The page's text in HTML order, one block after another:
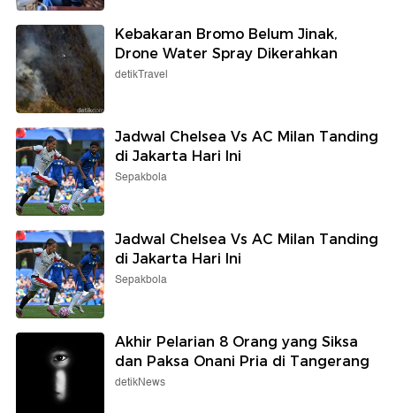
Kebakaran Bromo Belum Jinak,
Drone Water Spray Dikerahkan
detikTravel
Jadwal Chelsea Vs AC Milan Tanding
di Jakarta Hari Ini
Sepakbola
Jadwal Chelsea Vs AC Milan Tanding
di Jakarta Hari Ini
Sepakbola
Akhir Pelarian 8 Orang yang Siksa
dan Paksa Onani Pria di Tangerang
detikNews